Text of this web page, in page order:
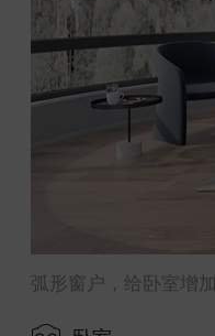
弧形窗户，给卧室增